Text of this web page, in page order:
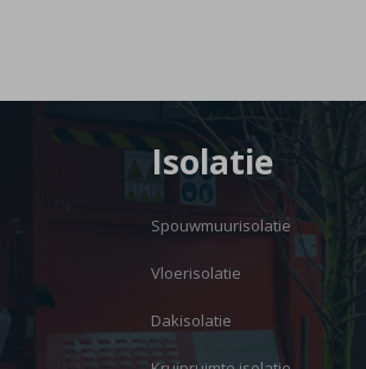
Isolatie
Spouwmuurisolatie
Vloerisolatie
Dakisolatie